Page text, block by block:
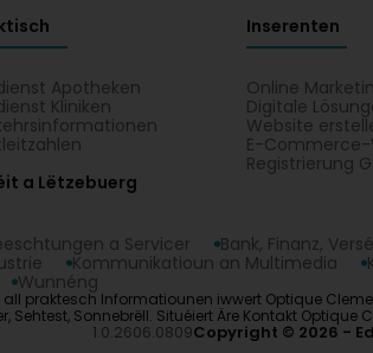
Apotheken
Kliniken
Inserenten
Online
Digitale
Website
E-Commerce-
Registrierung
a Lëtzebuerg
a Servicer Bank, Finanz,
Kommunikatioun an Multimedia
Wunnéng
praktesch Informatiounen iwwert Optique
Sehtest, Sonnebrëll. Situéiert Äre Kontakt
1.0.2606.0809Copyright © 2026